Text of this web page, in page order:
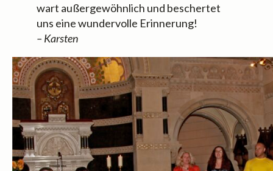
wart außergewöhnlich und beschertet
uns eine wundervolle Erinnerung!
– Karsten